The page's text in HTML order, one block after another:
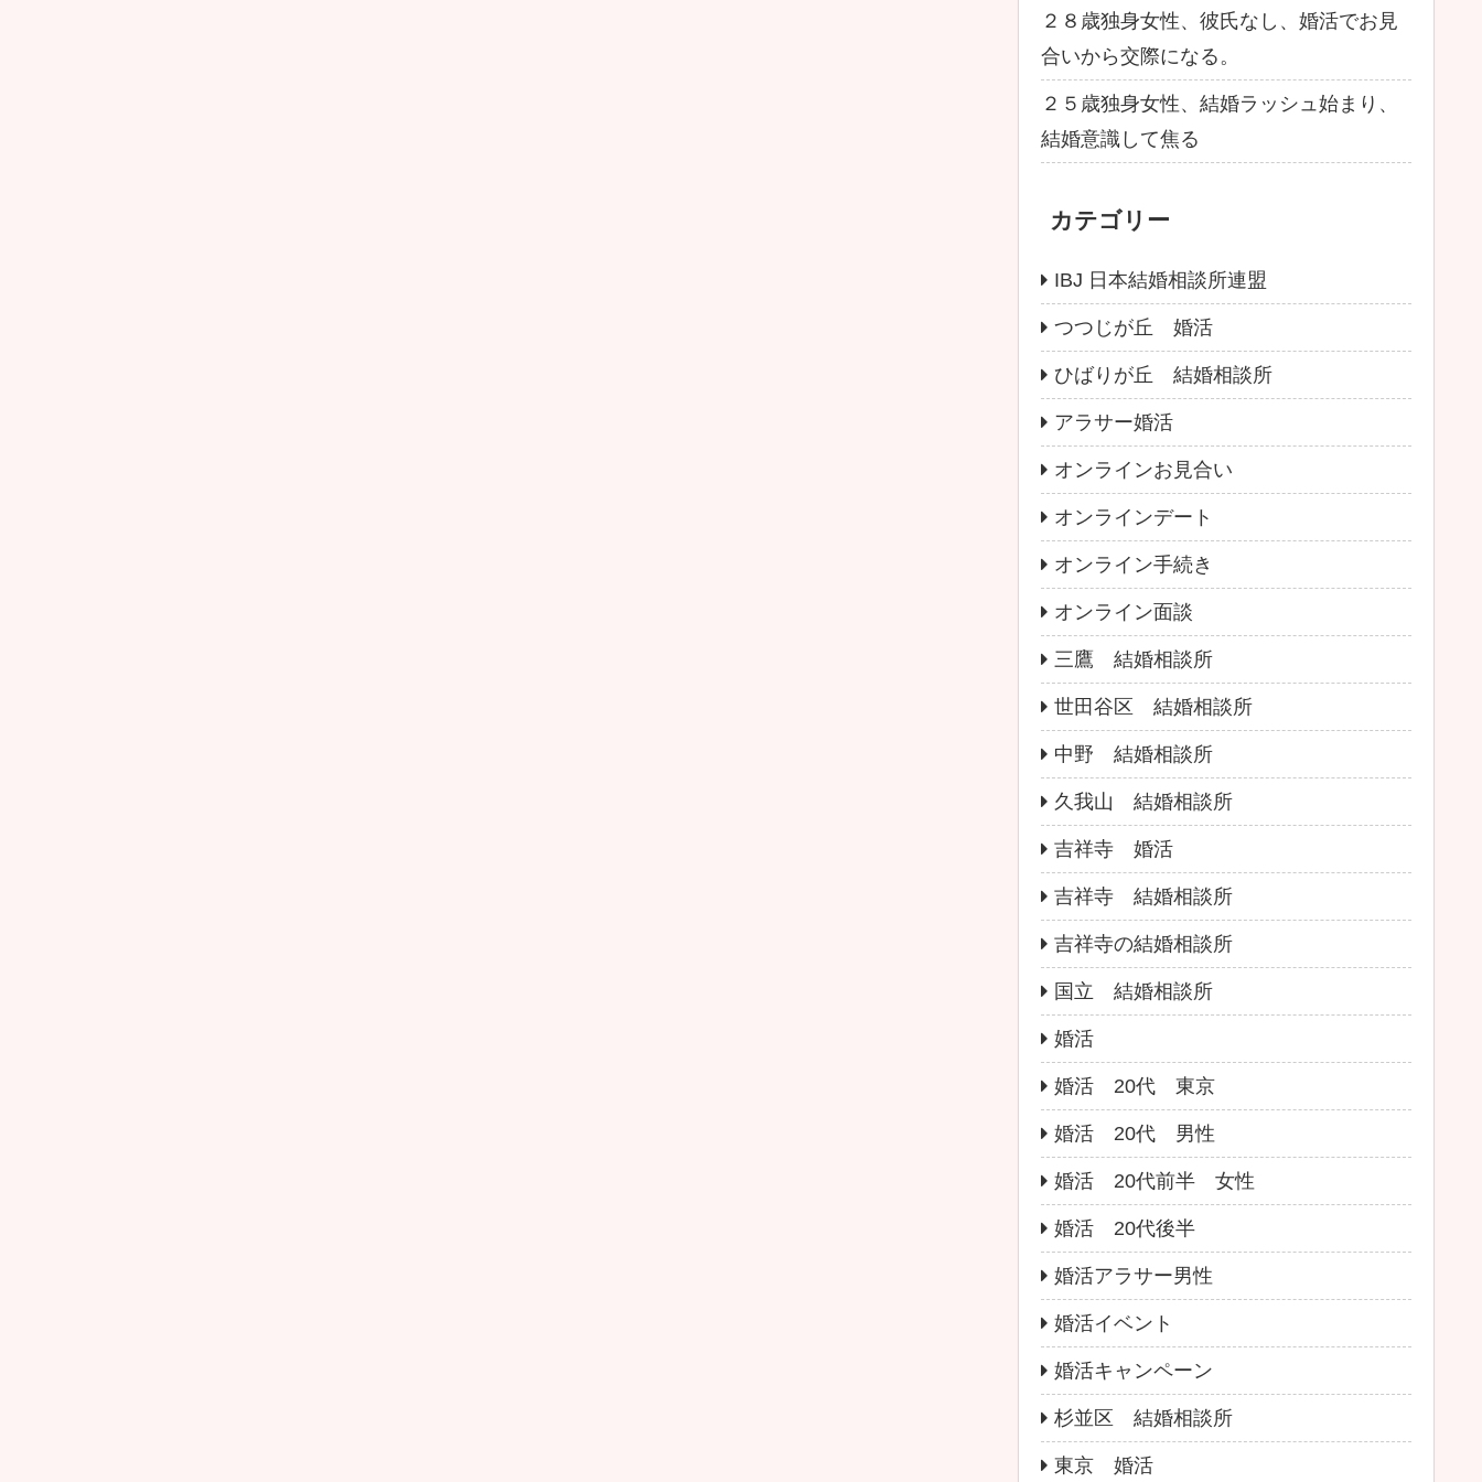
２８歳独身女性、彼氏なし、婚活でお見
合いから交際になる。
２５歳独身女性、結婚ラッシュ始まり、
結婚意識して焦る
カテゴリー
IBJ 日本結婚相談所連盟
つつじが丘 婚活
ひばりが丘 結婚相談所
アラサー婚活
オンラインお見合い
オンラインデート
オンライン手続き
オンライン面談
三鷹 結婚相談所
世田谷区 結婚相談所
中野 結婚相談所
久我山 結婚相談所
吉祥寺 婚活
吉祥寺 結婚相談所
吉祥寺の結婚相談所
国立 結婚相談所
婚活
婚活 20代 東京
婚活 20代 男性
婚活 20代前半 女性
婚活 20代後半
婚活アラサー男性
婚活イベント
婚活キャンペーン
杉並区 結婚相談所
東京 婚活